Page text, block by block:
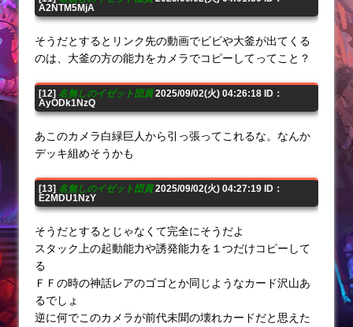
A2NTM5MjA
そうだとするとリンク先の動画でビビや大釜が出てくる
のは、大釜の方の能力をカメラでコピーしてってこと？
[12] 名無しのイゼット団員2025/09/02(火) 04:26:18 ID：
AyODk1NzQ
あこのカメラ白緑巨人から引っ張ってこれるな。なんか
デッキ組めそうかも
[13] 名無しのイゼット団員2025/09/02(火) 04:27:19 ID：
E2MDU1NzY
そうだとするとじゃなくて完全にそうだよ
スタック上の起動能力や誘発能力を１つだけコピーして
る
ＦＦの時の神話レアのゴゴとか同じようなカード沢山あ
るでしょ
逆に何でこのカメラが前代未聞の壊れカードだと思えた